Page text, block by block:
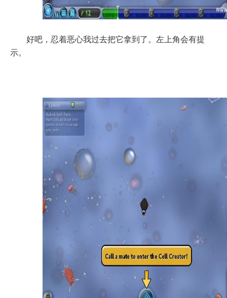
好吧，忍着恶心我过去把它拿到了。左上角会有提
示。